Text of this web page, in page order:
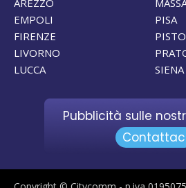
EMPOLI
FIRENZE
LIVORNO
LUCCA
PISA
SIENA
Pubblicità sulle